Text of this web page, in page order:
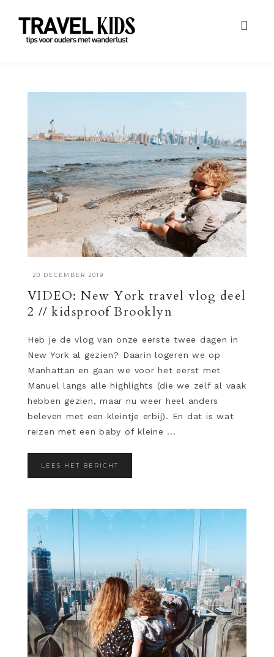
20 DECEMBER 2019
VIDEO: New York travel vlog deel
2 // kidsproof Brooklyn
Heb je de vlog van onze eerste twee dagen in
New York al gezien? Daarin logeren we op
Manhattan en gaan we voor het eerst met
Manuel langs alle highlights (die we zelf al vaak
hebben gezien, maar nu weer heel anders
beleven met een kleintje erbij). En dat is wat
reizen met een baby of kleine ...
LEES HET BERICHT